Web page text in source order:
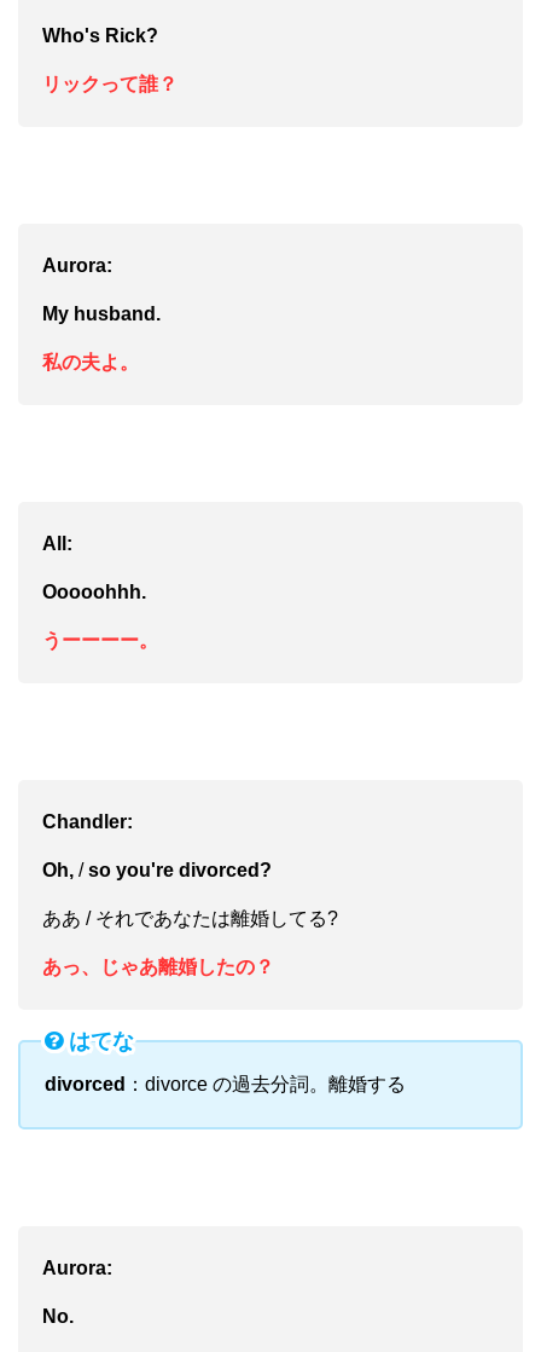
Who's Rick?
リックって誰？
Aurora:
My husband.
私の夫よ。
All:
Ooooohhh.
うーーーー。
Chandler:
Oh, /so you're divorced?
ああ / それであなたは離婚してる?
あっ、じゃあ離婚したの？
はてな
divorced ：divorce の過去分詞。離婚する
Aurora:
No.